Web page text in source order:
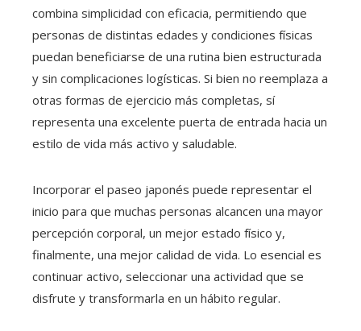
combina simplicidad con eficacia, permitiendo que
personas de distintas edades y condiciones físicas
puedan beneficiarse de una rutina bien estructurada
y sin complicaciones logísticas. Si bien no reemplaza a
otras formas de ejercicio más completas, sí
representa una excelente puerta de entrada hacia un
estilo de vida más activo y saludable.
Incorporar el paseo japonés puede representar el
inicio para que muchas personas alcancen una mayor
percepción corporal, un mejor estado físico y,
finalmente, una mejor calidad de vida. Lo esencial es
continuar activo, seleccionar una actividad que se
disfrute y transformarla en un hábito regular.